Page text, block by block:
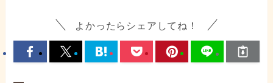
よかったらシェアしてね！